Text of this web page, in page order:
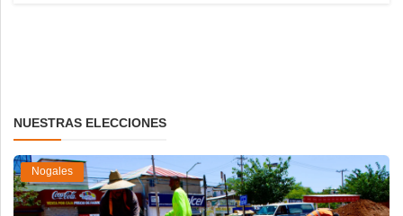
NUESTRAS ELECCIONES
Nogales